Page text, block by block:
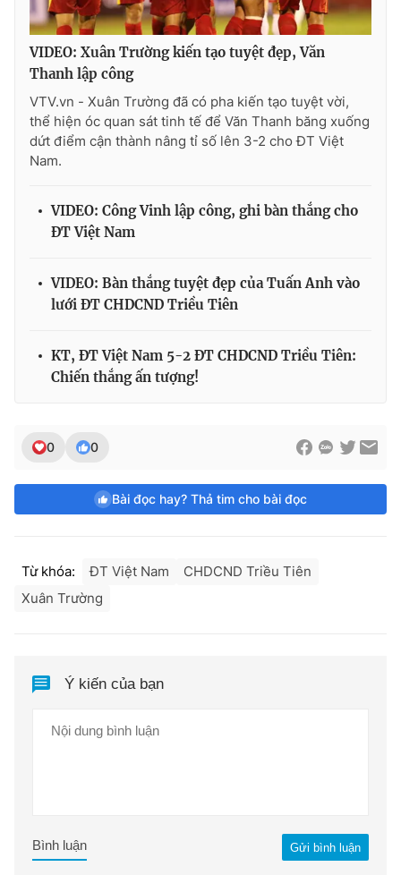
VIDEO: Xuân Trường kiến tạo tuyệt đẹp, Văn
Thanh lập công
VTV.vn - Xuân Trường đã có pha kiến tạo tuyệt vời,
thể hiện óc quan sát tinh tế để Văn Thanh băng xuống
dứt điểm cận thành nâng tỉ số lên 3-2 cho ĐT Việt
Nam.
VIDEO: Công Vinh lập công, ghi bàn thắng cho
ĐT Việt Nam
VIDEO: Bàn thắng tuyệt đẹp của Tuấn Anh vào
lưới ĐT CHDCND Triều Tiên
KT, ĐT Việt Nam 5-2 ĐT CHDCND Triều Tiên:
Chiến thắng ấn tượng!
0 0
Bài đọc hay? Thả tim cho bài đọc
Từ khóa: ĐT Việt Nam
CHDCND Triều Tiên
Xuân Trường
Ý kiến của bạn
Gửi bình luận
Bình luận